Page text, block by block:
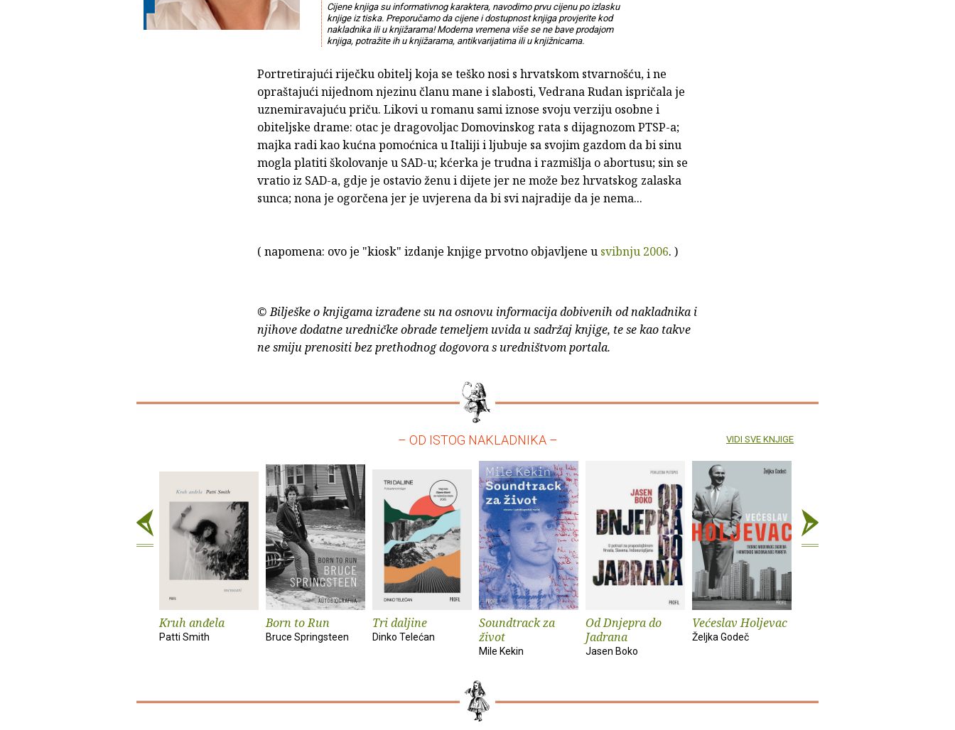
Cijene knjiga su informativnog karaktera, navodimo prvu cijenu po izlasku
knjige iz tiska. Preporučamo da cijene i dostupnost knjiga provjerite kod
nakladnika ili u knjižarama! Moderna vremena više se ne bave prodajom
knjiga, potražite ih u knjižarama, antikvarijatima ili u knjižnicama.
Portretirajući riječku obitelj koja se teško nosi s hrvatskom stvarnošću, i ne
opraštajući nijednom njezinu članu mane i slabosti, Vedrana Rudan ispričala je
uznemiravajuću priču. Likovi u romanu sami iznose svoju verziju osobne i
obiteljske drame: otac je dragovoljac Domovinskog rata s dijagnozom PTSP-a;
majka radi kao kućna pomoćnica u Italiji i ljubuje sa svojim gazdom da bi sinu
mogla platiti školovanje u SAD-u; kćerka je trudna i razmišlja o abortusu; sin se
vratio iz SAD-a, gdje je ostavio ženu i dijete jer ne može bez hrvatskog zalaska
sunca; nona je ogorčena jer je uvjerena da bi svi najradije da je nema...
( napomena: ovo je "kiosk" izdanje knjige prvotno objavljene u svibnju 2006. )
© Bilješke o knjigama izrađene su na osnovu informacija dobivenih od nakladnika i
njihove dodatne uredničke obrade temeljem uvida u sadržaj knjige, te se kao takve
ne smiju prenositi bez prethodnog dogovora s uredništvom portala.
– OD ISTOG NAKLADNIKA –
Kruh anđela
Patti Smith
Born to Run
Bruce Springsteen
Tri daljine
Dinko Telećan
Soundtrack za
život
Mile Kekin
Od Dnjepra do
Jadrana
Jasen Boko
Većeslav Holjevac
Željka Godeč
VIDI SVE KNJIGE